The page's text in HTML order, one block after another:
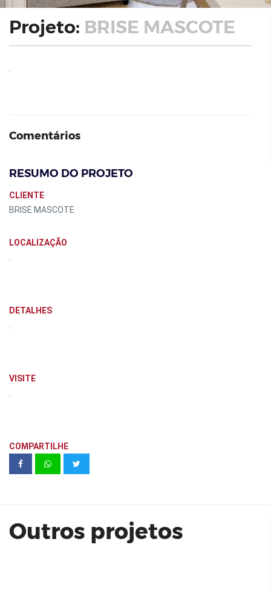
Projeto: BRISE MASCOTE
Comentários
RESUMO DO PROJETO
CLIENTE
BRISE MASCOTE
LOCALIZAÇÃO
DETALHES
VISITE
COMPARTILHE
Outros projetos
Soul Brooklin Acabamentos -